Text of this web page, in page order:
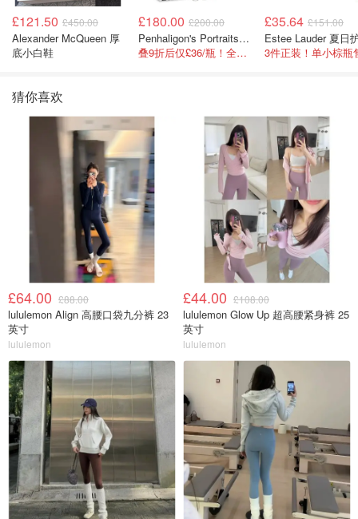
£121.50 £450.00
Alexander McQueen 厚
底小白鞋
£180.00 £200.00
Penhaligon's Portraits Miniature Collection 香氛套装 5瓶装
叠9折后仅£36/瓶！全热款+标志性兽首头
£35.64 £151.00
猜你喜欢
£64.00 £88.00
lululemon Align 高腰口袋九分裤 23
英寸
lululemon
£44.00 £108.00
lululemon Glow Up 超高腰紧身裤 25
英寸
lululemon